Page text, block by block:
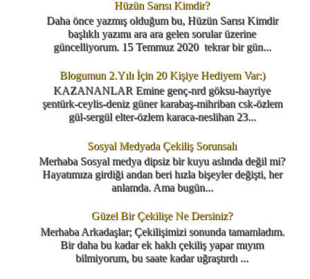
Hüzün Sarısı Kimdir?
Daha önce yazmış olduğum bu, Hüzün Sarısı Kimdir
başlıklı yazımı ara ara gelen sorular üzerine
güncelliyorum. 15 Temmuz 2020 tekrar bir gün...
Blogumun 2.Yılı İçin 20 Kişiye Hediyem Var:)
KAZANANLAR Emine genç-nrd göksu-hayriye
şentürk-ceylis-deniz güner karabaş-mihriban csk-özlem
gül-sergül elter-özlem karaca-neslihan 23...
Sosyal Medyada Çekiliş Sorunsalı
Merhaba Sosyal medya dipsiz bir kuyu aslında değil mi?
Hayatımıza girdiği andan beri hızla bişeyler değişti, her
anlamda. Ama bugün...
Güzel Bir Çekilişe Ne Dersiniz?
Merhaba Arkadaşlar; Çekilişimizi sonunda tamamladım.
Bir daha bu kadar ek haklı çekiliş yapar mıyım
bilmiyorum, bu saate kadar uğraştırdı ...